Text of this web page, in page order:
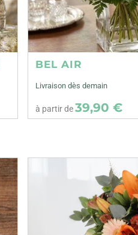
BEL AIR
Livraison dès demain
à partir de39,90 €